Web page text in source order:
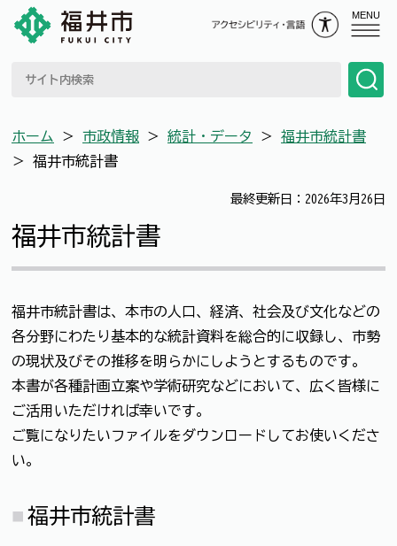
MENU
ホーム ＞ 市政情報 ＞ 統計・データ ＞ 福井市統計書
＞ 福井市統計書
最終更新日：2026年3月26日
福井市統計書
福井市統計書は、本市の人口、経済、社会及び文化などの
各分野にわたり基本的な統計資料を総合的に収録し、市勢
の現状及びその推移を明らかにしようとするものです。
本書が各種計画立案や学術研究などにおいて、広く皆様に
ご活用いただければ幸いです。
ご覧になりたいファイルをダウンロードしてお使いくださ
い。
福井市統計書